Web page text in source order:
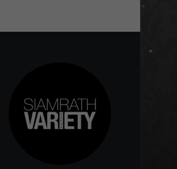
ก
ล
ร